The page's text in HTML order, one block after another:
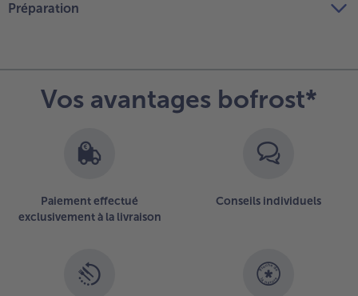
Préparation
Vos avantages bofrost*
Paiement effectué
exclusivement à la livraison
Conseils individuels